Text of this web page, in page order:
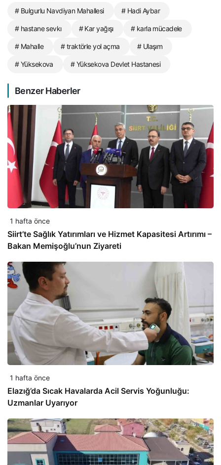
# Bulgurlu Navdiyan Mahallesi # Hadi Aybar
# hastane sevkı # Kar yağışı # karla mücadele
# Mahalle # traktörle yol açma # Ulaşım
# Yüksekova # Yüksekova Devlet Hastanesi
Benzer Haberler
1 hafta önce
Siirt’te Sağlık Yatırımları ve Hizmet Kapasitesi Artırımı –
Bakan Memişoğlu’nun Ziyareti
1 hafta önce
Elazığ’da Sıcak Havalarda Acil Servis Yoğunluğu:
Uzmanlar Uyarıyor